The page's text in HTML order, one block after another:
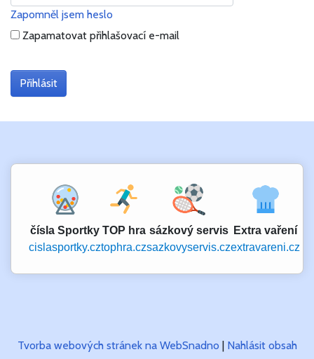
Zapomněl jsem heslo
Zapamatovat přihlašovací e-mail
čísla Sportky
cislasportky.cz
TOP hra
tophra.cz
sázkový servis
sazkovyservis.cz
Extra vaření
extravareni.cz
Tvorba webových stránek na WebSnadno | Nahlásit obsah